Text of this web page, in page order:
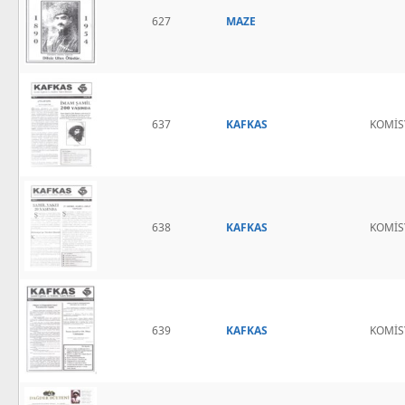
627 MAZE
637 KAFKAS
638 KAFKAS
639 KAFKAS